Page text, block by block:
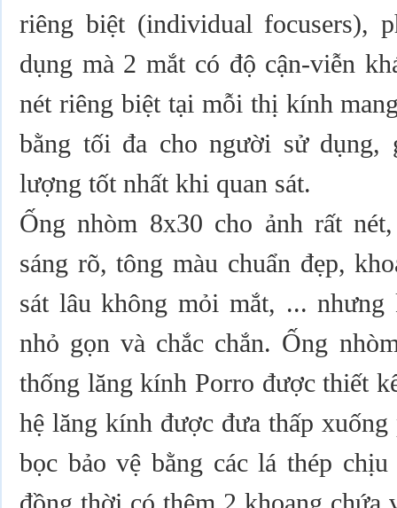
riêng biệt (individual focusers),
dụng mà 2 mắt có độ cận-viễn
nét riêng biệt tại mỗi thị kính
bằng tối đa cho người sử dụng,
lượng tốt nhất khi quan sát.
Ống nhòm 8x30 cho ảnh rất
sáng rõ, tông màu chuẩn đẹp,
sát lâu không mỏi mắt, ...
nhỏ gọn và chắc chắn. Ống
thống lăng kính Porro được thiết
hệ lăng kính được đưa thấp
bọc bảo vệ bằng các lá thép